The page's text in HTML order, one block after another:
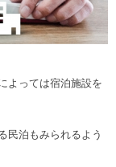
よっては宿泊施設を
民泊もみられるよう